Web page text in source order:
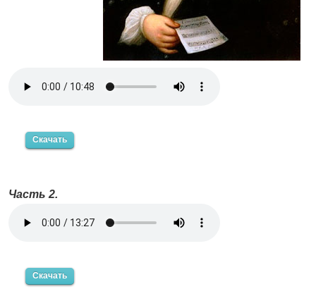
Скачать
Часть 2.
Скачать